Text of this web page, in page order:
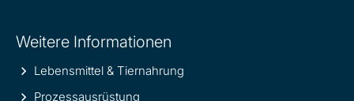
information
Weitere Informationen
Lebensmittel & Tiernahrung
Prozessausrüstung